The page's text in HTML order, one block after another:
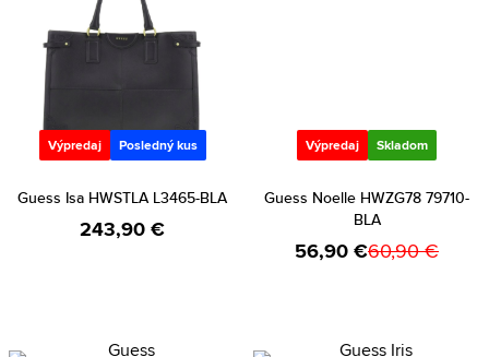
Výpredaj Posledný kus
Guess Isa HWSTLA L3465-BLA
243,90 €
Výpredaj Skladom
Guess Noelle HWZG78 79710-
BLA
56,90 €60,90 €